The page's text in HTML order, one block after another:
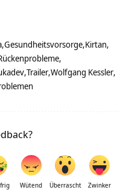
Gesundheitsvorsorge Kirtan
Trailer Wolfgang Kessler
Wütend Überrascht Zwinker